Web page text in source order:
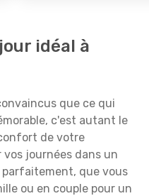
idéal à
que ce qui
c'est autant le
de votre
vos journées dans un
que vous
ou en couple pour un